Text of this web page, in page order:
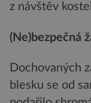
z návštěv
(Ne)bezpečná
Dochovaných
blesku se od